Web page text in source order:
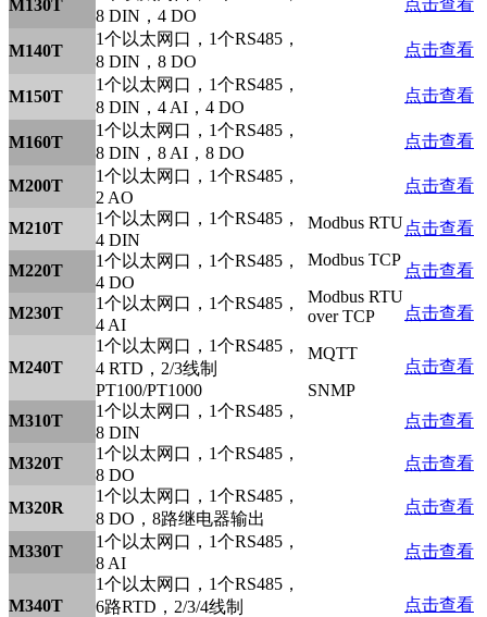
Modbus RTU
Modbus TCP
Modbus RTU
over TCP
MQTT
SNMP
M130T
8 DIN，4 DO
M140T
1个以太网口，1个RS485，
8 DIN，8 DO
点击查看
M150T
1个以太网口，1个RS485，
8 DIN，4 AI，4 DO
点击查看
M160T
1个以太网口，1个RS485，
8 DIN，8 AI，8 DO
点击查看
M200T
1个以太网口，1个RS485，
2 AO
点击查看
M210T
1个以太网口，1个RS485，
4 DIN
点击查看
M220T
1个以太网口，1个RS485，
4 DO
点击查看
M230T
1个以太网口，1个RS485，
4 AI
点击查看
M240T
1个以太网口，1个RS485，
4 RTD，2/3线制
PT100/PT1000
点击查看
M310T
1个以太网口，1个RS485，
8 DIN
点击查看
M320T
1个以太网口，1个RS485，
8 DO
点击查看
M320R
1个以太网口，1个RS485，
8 DO，8路继电器输出
点击查看
M330T
1个以太网口，1个RS485，
8 AI
点击查看
M340T
1个以太网口，1个RS485，
6路RTD，2/3/4线制
点击查看